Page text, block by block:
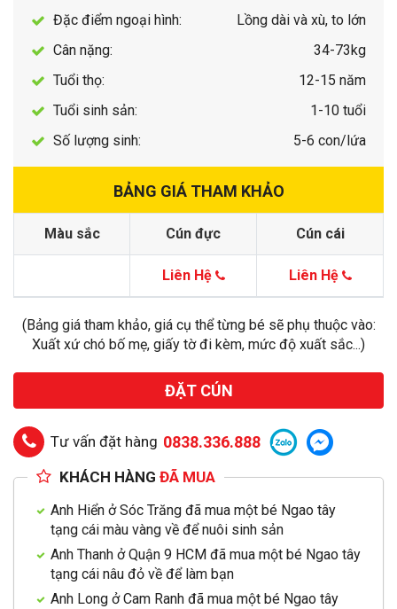
Đặc điểm ngoại hình:
Lồng dài và xù, to lớn
Cân nặng:
34-73kg
Tuổi thọ:
12-15 năm
Tuổi sinh sản:
1-10 tuổi
Số lượng sinh:
5-6 con/lứa
BẢNG GIÁ THAM KHẢO
Màu sắc Cún đực Cún cái
Liên Hệ Liên Hệ
(Bảng giá tham khảo, giá cụ thể từng bé sẽ phụ thuộc vào:
Xuất xứ chó bố mẹ, giấy tờ đi kèm, mức độ xuất sắc...)
ĐẶT CÚN
Tư vấn đặt hàng 0838.336.888
KHÁCH HÀNG ĐÃ MUA
Anh Hiển ở Sóc Trăng đã mua một bé Ngao tây
tạng cái màu vàng về để nuôi sinh sản
Anh Thanh ở Quận 9 HCM đã mua một bé Ngao tây
tạng cái nâu đỏ về để làm bạn
Anh Long ở Cam Ranh đã mua một bé Ngao tây